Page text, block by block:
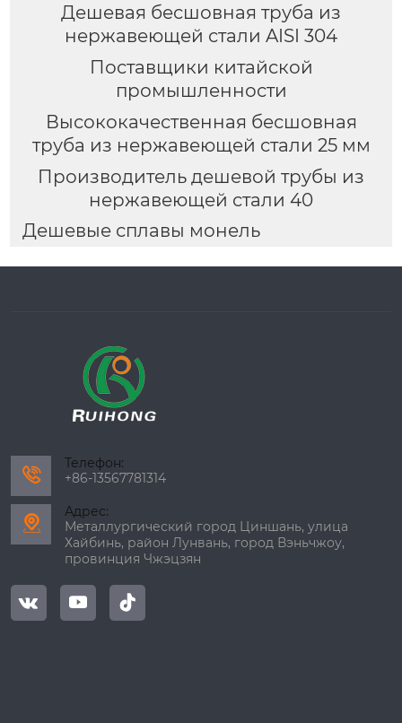
Дешевая бесшовная труба из
нержавеющей стали AISI 304
Поставщики китайской
промышленности
Высококачественная бесшовная
труба из нержавеющей стали 25 мм
Производитель дешевой трубы из
нержавеющей стали 40
Дешевые сплавы монель

Телефон:
+86-13567781314

Адрес:
Металлургический город Циншань, улица
Хайбинь, район Лунвань, город Вэньчжоу,
провинция Чжэцзян
  